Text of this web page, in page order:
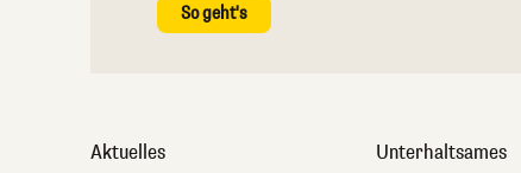
So geht's
Aktuelles Unterhaltsames